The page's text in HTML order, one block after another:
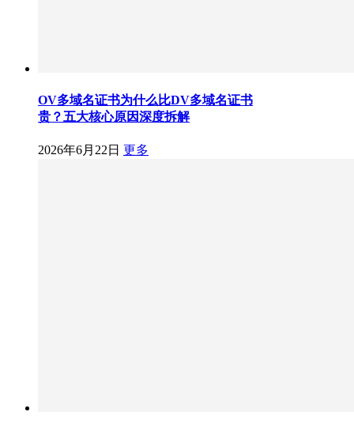
OV多域名证书为什么比DV多域名证书
贵？五大核心原因深度拆解
2026年6月22日 更多